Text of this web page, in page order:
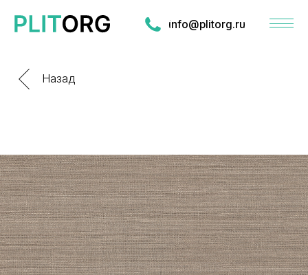
info@plitorg.ru
Назад